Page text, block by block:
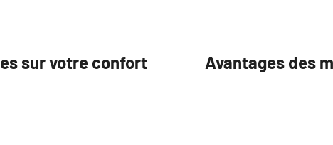
sur votre confort
Avantages des